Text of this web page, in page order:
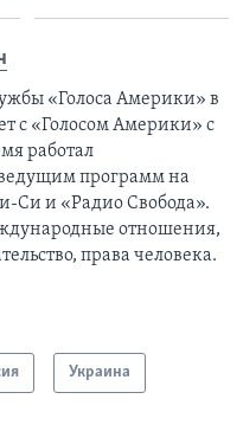
«Голоса Америки» в
с «Голосом Америки» с
работал
программ на
Си и «Радио Свобода».
отношения,
права человека.
Украина